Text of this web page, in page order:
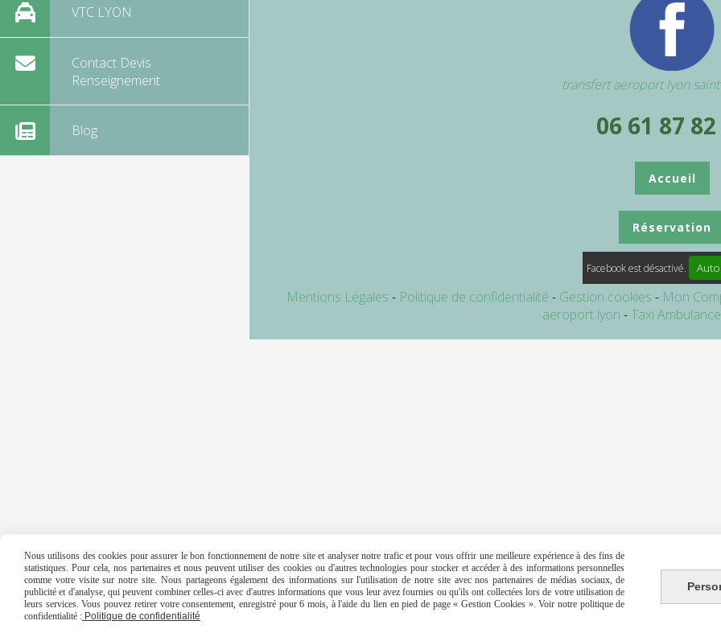
VTC LYON
Contact Devis
Renseignement
Blog
transfert aeroport lyon
06 61 87 82
Accueil
Réservation
Facebook est désactivé.
Mentions Légales Politique de confidentialité Gestion cookies Mon
aeroport lyon
Taxi Ambulance
Nous utilisons des cookies pour assurer le bon fonctionnement de notre site et analyser notre trafic et pour vous offrir une meilleure expérience à des fins de
statistiques. Pour cela, nos partenaires et nous peuvent utiliser des cookies ou d'autres technologies pour stocker et accéder à des informations personnelles
comme votre visite sur notre site. Nous partageons également des informations sur l'utilisation de notre site avec nos partenaires de médias sociaux, de
publicité et d'analyse, qui peuvent combiner celles-ci avec d'autres informations que vous leur avez fournies ou qu'ils ont collectées lors de votre utilisation de
leurs services. Vous pouvez retirer votre consentement, enregistré pour 6 mois, à l'aide du lien en pied de page « Gestion Cookies ». Voir notre politique de
confidentialité : Politique de confidentialité